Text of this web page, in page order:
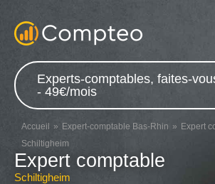
Experts-comptables, faites-
- 49€/mois
Accueil Expert-comptable Bas-Rhin
Expert
Schiltigheim
Expert comptable
Schiltigheim